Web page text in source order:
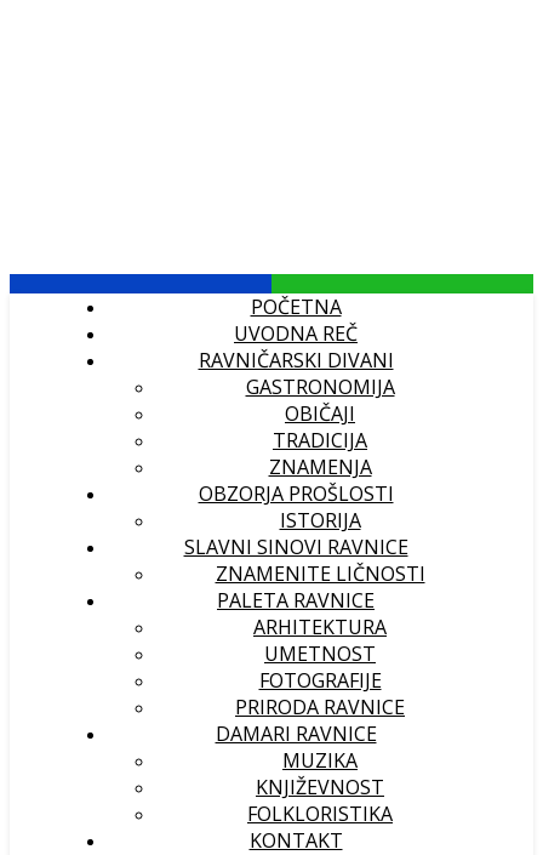
POČETNA
UVODNA REČ
RAVNIČARSKI DIVANI
GASTRONOMIJA
OBIČAJI
TRADICIJA
ZNAMENJA
OBZORJA PROŠLOSTI
ISTORIJA
SLAVNI SINOVI RAVNICE
ZNAMENITE LIČNOSTI
PALETA RAVNICE
ARHITEKTURA
UMETNOST
FOTOGRAFIJE
PRIRODA RAVNICE
DAMARI RAVNICE
MUZIKA
KNJIŽEVNOST
FOLKLORISTIKA
KONTAKT